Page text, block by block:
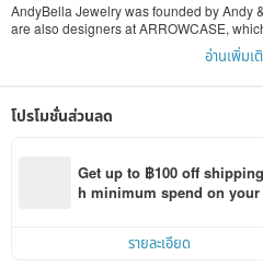
AndyBella Jewelry was founded by Andy
are also designers at ARROWCASE,
designed jewelry with delicate and
sales and after-sales service.
oriental design elements, it has
the cooperation of Taiwan and Japan's
been created, and Taiwan Andy Bella
อ่านเพิ่มเ
โปรโมชั่นส่วนลด
Get up to ฿100 off
h minimum spend on
รายละเอียด